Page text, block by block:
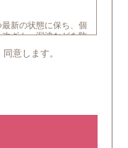
新の状態に保ち、個
ざん・漏洩などを防
・管理体制の整備・
全対策を実施し、個
からお預かりした個
内やご質問に対する
意します。